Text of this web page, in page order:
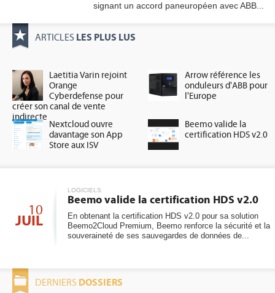
signant un accord paneuropéen avec ABB...
ARTICLES LES PLUS LUS
Laetitia Varin rejoint
Orange
Cyberdefense pour
créer son canal de vente
indirecte
Arrow référence les
onduleurs d'ABB pour
l'Europe
Nextcloud ouvre
davantage son App
Store aux ISV
Beemo valide la
certification HDS v2.0
10
JUIL
LOGICIELS
Beemo valide la certification HDS v2.0
En obtenant la certification HDS v2.0 pour sa solution
Beemo2Cloud Premium, Beemo renforce la sécurité et la
souveraineté de ses sauvegardes de données de...
DERNIERS DOSSIERS